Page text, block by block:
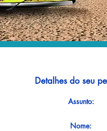
Detalhes do seu
Assunto:
Nome: